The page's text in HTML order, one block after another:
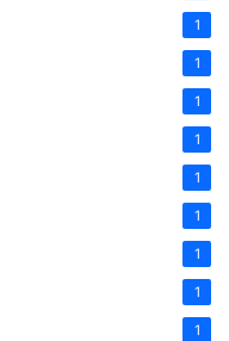
1
1
1
1
1
1
1
1
1